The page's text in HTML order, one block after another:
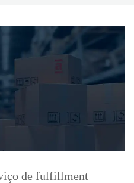
de fulfillment